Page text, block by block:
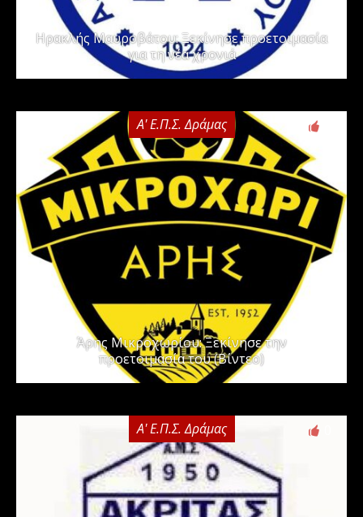
Ηρακλής Μαυροβάτου: Ξεκίνησε προετοιμασία
για τη νέα χρονιά
Α' Ε.Π.Σ. Δράμας
Άρης Μικροχωρίου: Ξεκίνησε την
προετοιμασία του (Βίντεο)
Α' Ε.Π.Σ. Δράμας